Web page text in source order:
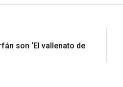
son ‘El vallenato de